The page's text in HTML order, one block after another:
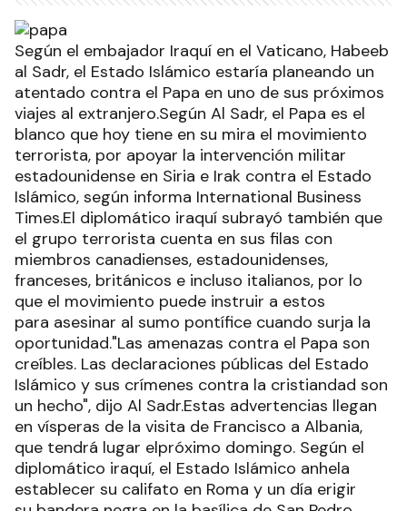
Según el embajador Iraquí en el Vaticano, Habeeb
al Sadr, el Estado Islámico estaría planeando un
atentado contra el Papa en uno de sus próximos
viajes al extranjero.Según Al Sadr, el Papa es el
blanco que hoy tiene en su mira el movimiento
terrorista, por apoyar la intervención militar
estadounidense en Siria e Irak contra el Estado
Islámico, según informa International Business
Times.El diplomático iraquí subrayó también que
el grupo terrorista cuenta en sus filas con
miembros canadienses, estadounidenses,
franceses, británicos e incluso italianos, por lo
que el movimiento puede instruir a estos
para asesinar al sumo pontífice cuando surja la
oportunidad."Las amenazas contra el Papa son
creíbles. Las declaraciones públicas del Estado
Islámico y sus crímenes contra la cristiandad son
un hecho", dijo Al Sadr.Estas advertencias llegan
en vísperas de la visita de Francisco a Albania,
que tendrá lugar elpróximo domingo. Según el
diplomático iraquí, el Estado Islámico anhela
establecer su califato en Roma y un día erigir